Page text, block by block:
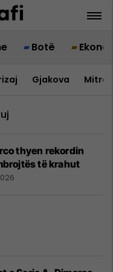
Botë
Gjakova
thyen rekordin
të krahut